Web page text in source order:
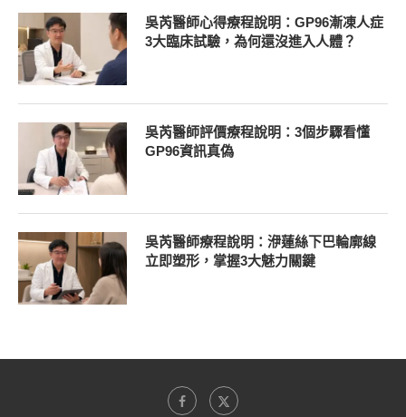
吳芮醫師心得療程說明：GP96漸凍人症
3大臨床試驗，為何還沒進入人體？
吳芮醫師評價療程說明：3個步驟看懂
GP96資訊真偽
吳芮醫師療程說明：洢蓮絲下巴輪廓線
立即塑形，掌握3大魅力關鍵